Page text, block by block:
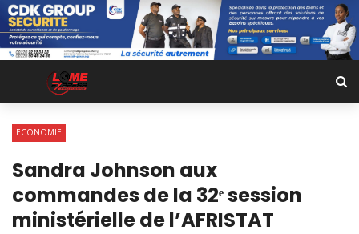
ECONOMIE
Sandra Johnson aux
commandes de la 32ᵉ session
ministérielle de l’AFRISTAT